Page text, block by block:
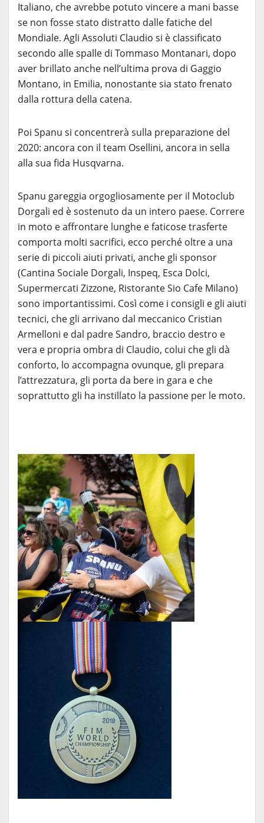
Italiano, che avrebbe potuto vincere a mani basse
se non fosse stato distratto dalle fatiche del
Mondiale. Agli Assoluti Claudio si è classificato
secondo alle spalle di Tommaso Montanari, dopo
aver brillato anche nell’ultima prova di Gaggio
Montano, in Emilia, nonostante sia stato frenato
dalla rottura della catena.
Poi Spanu si concentrerà sulla preparazione del
2020: ancora con il team Osellini, ancora in sella
alla sua fida Husqvarna.
Spanu gareggia orgogliosamente per il Motoclub
Dorgali ed è sostenuto da un intero paese. Correre
in moto e affrontare lunghe e faticose trasferte
comporta molti sacrifici, ecco perché oltre a una
serie di piccoli aiuti privati, anche gli sponsor
(Cantina Sociale Dorgali, Inspeq, Esca Dolci,
Supermercati Zizzone, Ristorante Sio Cafe Milano)
sono importantissimi. Così come i consigli e gli aiuti
tecnici, che gli arrivano dal meccanico Cristian
Armelloni e dal padre Sandro, braccio destro e
vera e propria ombra di Claudio, colui che gli dà
conforto, lo accompagna ovunque, gli prepara
l’attrezzatura, gli porta da bere in gara e che
soprattutto gli ha instillato la passione per le moto.